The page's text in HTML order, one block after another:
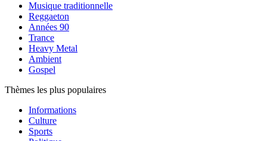
Musique traditionnelle
Reggaeton
Années 90
Trance
Heavy Metal
Ambient
Gospel
Thèmes les plus populaires
Informations
Culture
Sports